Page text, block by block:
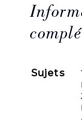
des
Sujets